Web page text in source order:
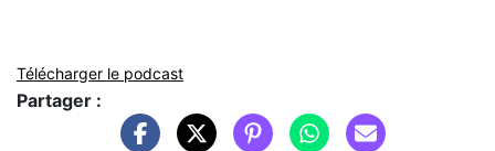
Télécharger le podcast
Partager :